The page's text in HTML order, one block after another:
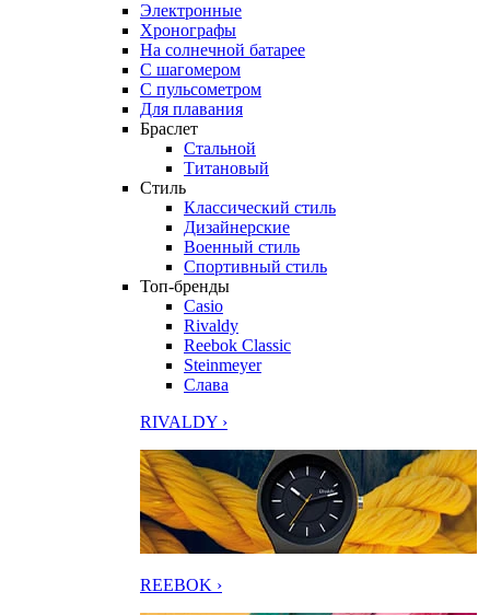
Электронные
Хронографы
На солнечной батарее
С шагомером
С пульсометром
Для плавания
Браслет
Стальной
Титановый
Стиль
Классический стиль
Дизайнерские
Военный стиль
Спортивный стиль
Топ-бренды
Casio
Rivaldy
Reebok Classic
Steinmeyer
Слава
RIVALDY ›
REEBOK ›